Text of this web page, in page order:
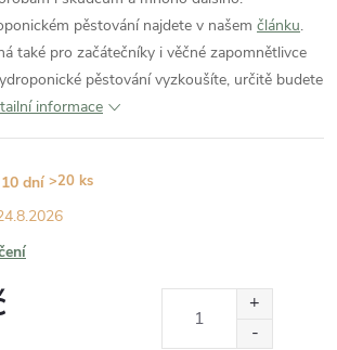
pěstování najdete v našem článku.
také pro začátečníky i věčné zapomnětlivce
pěstování vyzkoušíte, určitě budete
informace
dní >20 ks